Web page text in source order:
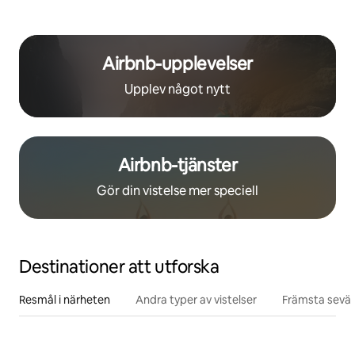
Airbnb-upplevelser
Upplev något nytt
Airbnb-tjänster
Gör din vistelse mer speciell
Destinationer att utforska
Resmål i närheten Andra typer av vistelser Främsta